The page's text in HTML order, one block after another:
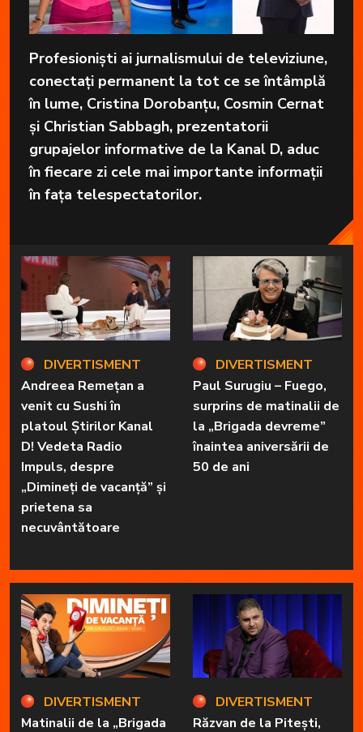
Profesioniști ai jurnalismului de televiziune,
conectați permanent la tot ce se întâmplă
în lume, Cristina Dorobanțu, Cosmin Cernat
și Christian Sabbagh, prezentatorii
grupajelor informative de la Kanal D, aduc
în fiecare zi cele mai importante informații
în fața telespectatorilor.
DIVERTISMENT
Andreea Remețan a
venit cu Sushi în
platoul Știrilor Kanal
D! Vedeta Radio
Impuls, despre
„Dimineți de vacanță” și
prietena sa
necuvântătoare
DIVERTISMENT
Matinalii de la „Brigada
DIVERTISMENT
Paul Surugiu – Fuego,
surprins de matinalii de
la „Brigada devreme”
înaintea aniversării de
50 de ani
DIVERTISMENT
Răzvan de la Pitești,